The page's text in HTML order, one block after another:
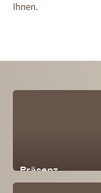
Ihnen.
Präsenz